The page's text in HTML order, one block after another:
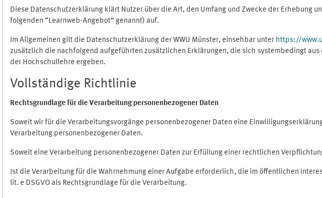
Diese Datenschutzerklärung klärt Nutzer über die Art, den Umfang und Zwecke der Erhebung
folgenden “Learnweb-Angebot” genannt) auf.
Im Allgemeinen gilt die Datenschutzerklärung der WWU Münster, einsehbar unter https://
zusätzlich die nachfolgend aufgeführten zusätzlichen Erklärungen, die sich systembedingt
der Hochschullehre ergeben.
Vollständige Richtlinie
Rechtsgrundlage für die Verarbeitung personenbezogener Daten
Soweit wir für die Verarbeitungsvorgänge personenbezogener Daten eine
Verarbeitung personenbezogener Daten.
Soweit eine Verarbeitung personenbezogener Daten zur Erfüllung einer rechtlichen
Ist die Verarbeitung für die Wahrnehmung einer Aufgabe erforderlich, die im öffentlichen
lit. e DSGVO als Rechtsgrundlage für die Verarbeitung.